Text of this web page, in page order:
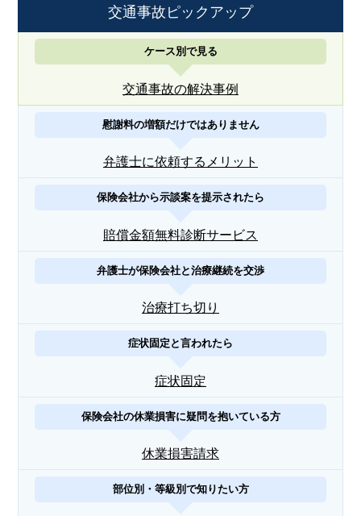
交通事故ピックアップ
ケース別で見る
交通事故の解決事例
慰謝料の増額だけではありません
弁護士に依頼するメリット
保険会社から示談案を提示されたら
賠償金額無料診断サービス
弁護士が保険会社と治療継続を交渉
治療打ち切り
症状固定と言われたら
症状固定
保険会社の休業損害に疑問を抱いている方
休業損害請求
部位別・等級別で知りたい方